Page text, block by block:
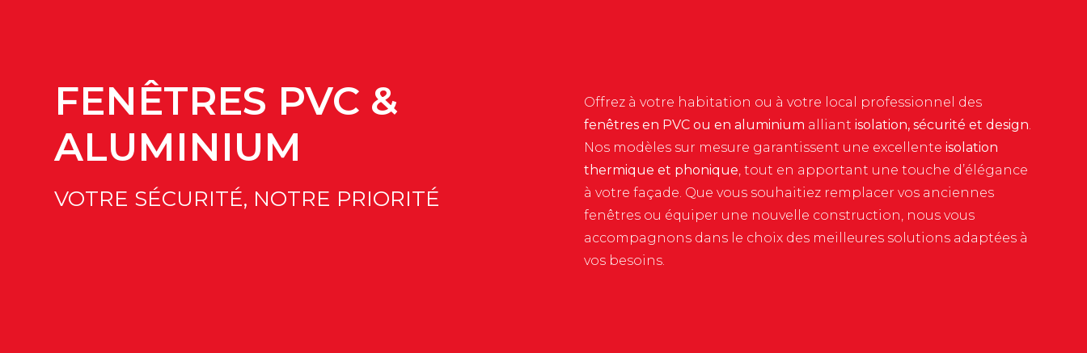
FENÊTRES PVC &
ALUMINIUM
VOTRE SÉCURITÉ, NOTRE PRIORITÉ
Offrez à votre habitation ou à votre local professionnel des
fenêtres en PVC ou en aluminium alliant isolation, sécurité et design.
Nos modèles sur mesure garantissent une excellente isolation
thermique et phonique, tout en apportant une touche d’élégance
à votre façade. Que vous souhaitiez remplacer vos anciennes
fenêtres ou équiper une nouvelle construction, nous vous
accompagnons dans le choix des meilleures solutions adaptées à
vos besoins.